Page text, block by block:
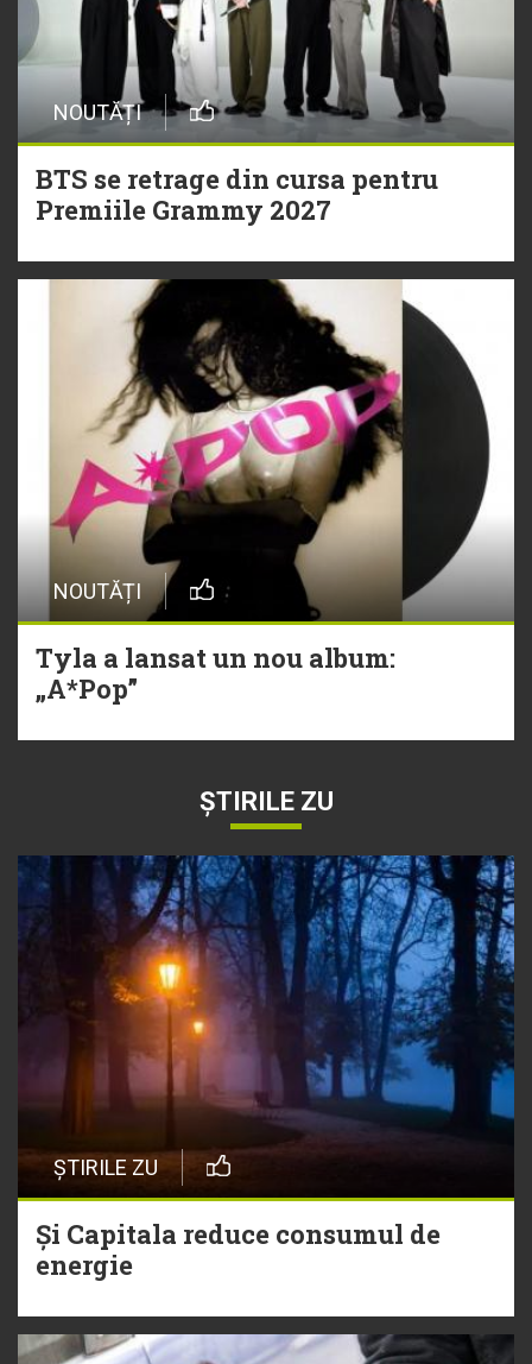
NOUTĂȚI
BTS se retrage din cursa pentru
Premiile Grammy 2027
NOUTĂȚI
Tyla a lansat un nou album:
„A*Pop”
ȘTIRILE ZU
ȘTIRILE ZU
Și Capitala reduce consumul de
energie